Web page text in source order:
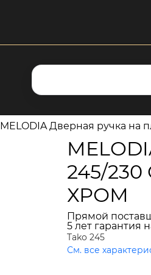
MELODIA Дверная ручка
245/
ХРОМ
Прямой
5 лет гарантия
Tako 245
См. все